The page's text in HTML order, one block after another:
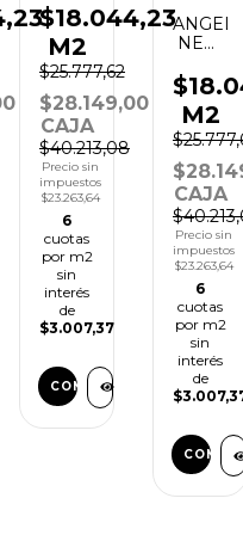
15.4X60
$18.044,23
M2
$25.777,62
$28.149,00
CAJA
$40.213,08
Precio sin
impuestos
$23.263,64
6
cuotas
por m2
sin
interés
de
$3.007,37
COMPRAR
NEW
BEIGE
15.4X60
M2
CAJA
Precio sin
impuestos
$23.263,64
6
cuotas
por m2
sin
interés
de